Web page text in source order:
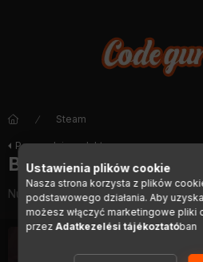
Steam
Poprzedni produkt
Blasphemous
Numer artykułu:DIGI01170
Ustawienia plików cookie
Nasza strona korzysta z plików
podstawowego działania. Aby
możesz włączyć marketingowe
przezAdatkezelési tájékoztatóban